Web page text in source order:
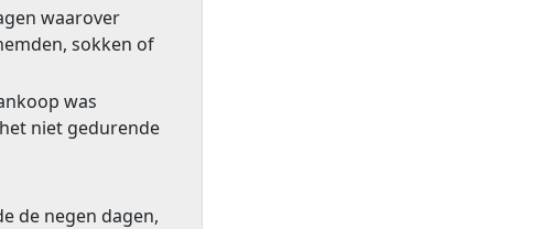
waarover
sokken of
was
niet gedurende
de negen dagen,